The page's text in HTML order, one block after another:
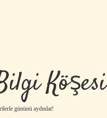
Köşesi
gününü aydınlat!